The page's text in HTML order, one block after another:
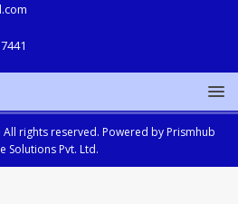
All rights reserved. Powered by Prismhub
Solutions Pvt. Ltd.